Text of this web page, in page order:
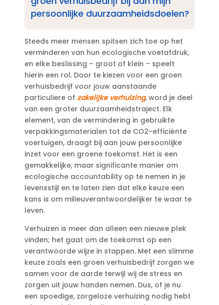
persoonlijke duurzaamheidsdoelen?
Steeds meer mensen spitsen zich toe op het
verminderen van hun ecologische voetafdruk,
en elke beslissing – groot of klein – speelt
hierin een rol.​ Door te kiezen voor een groen
verhuisbedrijf voor jouw aanstaande
particuliere of zakelijke verhuizing, word je deel
van een groter duurzaamheidstraject.​ Elk
element, van de vermindering in gebruikte
verpakkingsmaterialen tot de CO2-efficiënte
voertuigen, draagt bij aan jouw persoonlijke
inzet voor een groene toekomst.​ Het is een
gemakkelijke, maar significante manier om
ecologische accountability op te nemen in je
levensstijl en te laten zien dat elke keuze een
kans is om milieuverantwoordelijker te waar te
leven.​
Verhuizen is meer dan alleen een nieuwe plek
vinden; het gaat om de toekomst op een
verantwoorde wijze in stappen.​ Met een slimme
keuze zoals een groen verhuisbedrijf zorgen we
samen voor de aarde terwijl wij de stress en
zorgen uit jouw handen nemen.​ Dus, of je nu
een spoedige, zorgeloze verhuizing nodig hebt